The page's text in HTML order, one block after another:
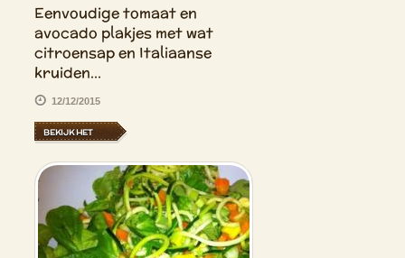
Eenvoudige tomaat en
avocado plakjes met wat
citroensap en Italiaanse
kruiden...
12/12/2015
BEKIJK HET